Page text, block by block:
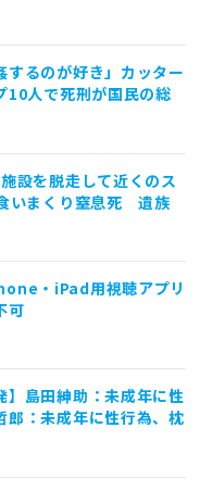
するのが好き」カッター
人で死刑が国民の総
設を脱走して近くのス
いまくり窒息死 遺族
・iPad用視聴アプリ
可
】島田紳助：未成年に性
郎：未成年に性行為、枕